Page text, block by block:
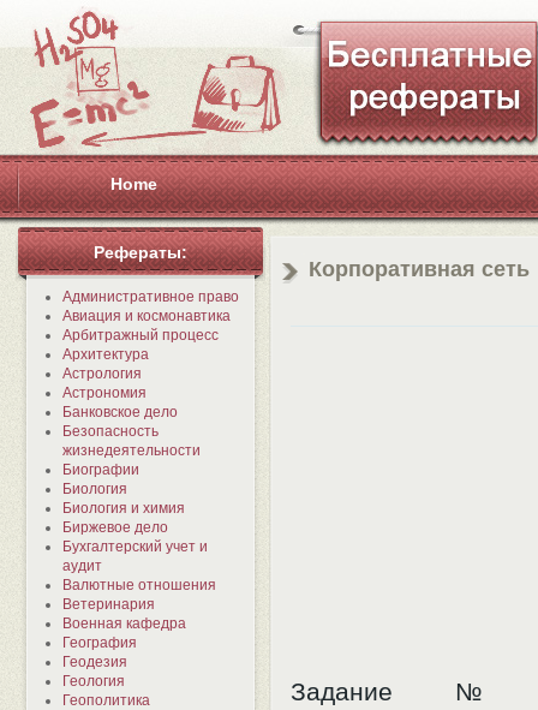
Home
Рефераты:
Административное право
Авиация и космонавтика
Арбитражный процесс
Архитектура
Астрология
Астрономия
Банковское дело
Безопасность
жизнедеятельности
Биографии
Биология
Биология и химия
Биржевое дело
Бухгалтерский учет и
аудит
Валютные отношения
Ветеринария
Военная кафедра
География
Геодезия
Геология
Геополитика
Корпоративная сеть
Задание